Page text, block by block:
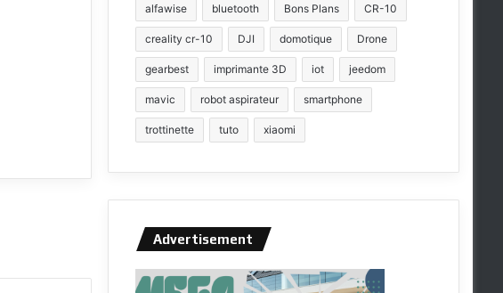
alfawise bluetooth Bons Plans CR-10
creality cr-10 DJI domotique Drone
gearbest imprimante 3D iot jeedom
mavic robot aspirateur smartphone
trottinette tuto xiaomi
Advertisement